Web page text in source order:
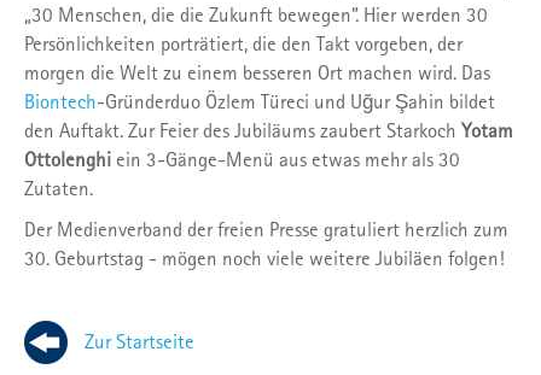
„30 Menschen, die die Zukunft bewegen“. Hier werden 30
Persönlichkeiten porträtiert, die den Takt vorgeben, der
morgen die Welt zu einem besseren Ort machen wird. Das
Biontech-Gründerduo Özlem Türeci und Uğur Şahin bildet
den Auftakt. Zur Feier des Jubiläums zaubert Starkoch Yotam
Ottolenghi ein 3-Gänge-Menü aus etwas mehr als 30
Zutaten.
Der Medienverband der freien Presse gratuliert herzlich zum
30. Geburtstag - mögen noch viele weitere Jubiläen folgen!
Zur Startseite